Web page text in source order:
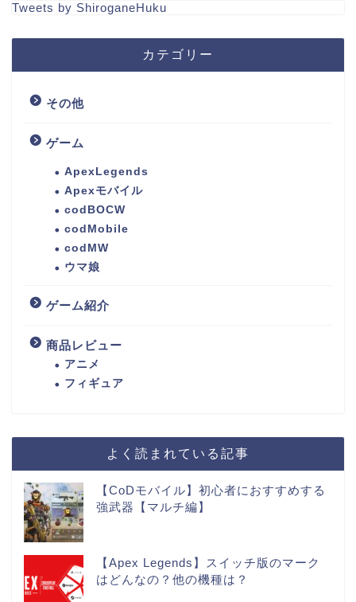
Tweets by ShiroganeHuku
カテゴリー
その他
ゲーム
ApexLegends
Apexモバイル
codBOCW
codMobile
codMW
ウマ娘
ゲーム紹介
商品レビュー
アニメ
フィギュア
よく読まれている記事
【CoDモバイル】初心者におすすめする
強武器【マルチ編】
【Apex Legends】スイッチ版のマーク
はどんなの？他の機種は？